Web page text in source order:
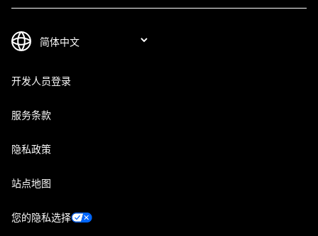
开发人员登录
服务条款
隐私政策
站点地图
您的隐私选择